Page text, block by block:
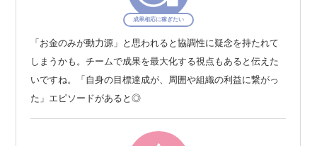
成果相応に稼ぎたい
「お金のみが動力源」と思われると協調性に疑念を持たれて
しまうかも。チームで成果を最大化する視点もあると伝えた
いですね。「自身の目標達成が、周囲や組織の利益に繋がっ
た」エピソードがあると◎